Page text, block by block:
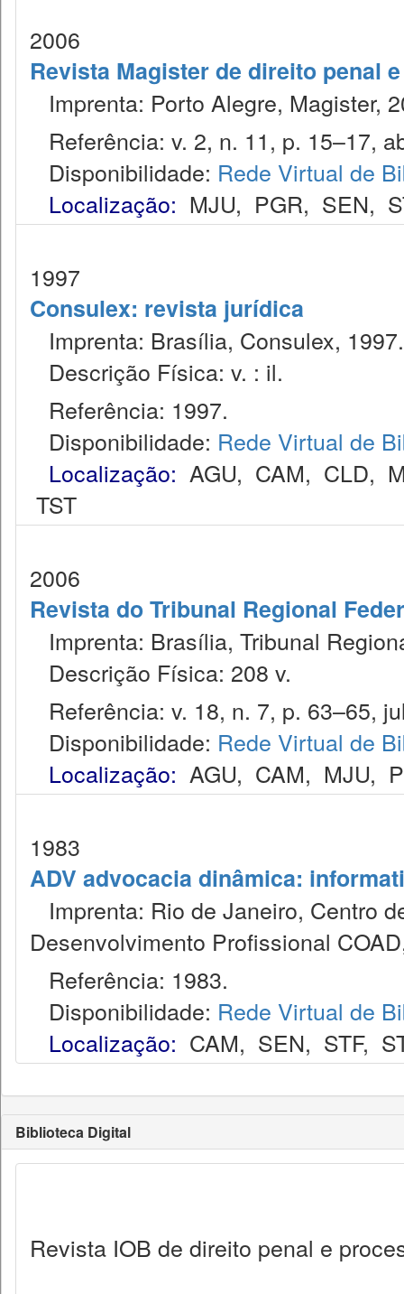
2006
Revista Magister de direito penal
Imprenta: Porto Alegre, Magister,
Referência: v. 2, n. 11, p. 15–17,
Disponibilidade: Rede Virtual de
Localização: MJU, PGR, SEN,
1997
Consulex: revista jurídica
Imprenta: Brasília, Consulex, 1997.
Descrição Física: v. : il.
Referência: 1997.
Disponibilidade: Rede Virtual de
Localização: AGU, CAM, CLD,
TST
2006
Revista do Tribunal Regional
Imprenta: Brasília, Tribunal
Descrição Física: 208 v.
Referência: v. 18, n. 7, p. 63–65,
Disponibilidade: Rede Virtual de
Localização: AGU, CAM, MJU,
1983
ADV advocacia dinâmica:
Imprenta: Rio de Janeiro, Centro
Desenvolvimento Profissional
Referência: 1983.
Disponibilidade: Rede Virtual de
Localização: CAM, SEN, STF,
Biblioteca Digital
Revista IOB de direito penal e